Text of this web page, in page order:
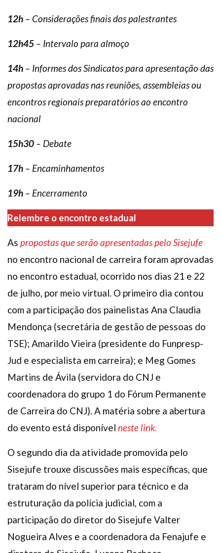
12h – Considerações finais dos palestrantes
12h45 – Intervalo para almoço
14h – Informes dos Sindicatos para apresentação das
propostas aprovadas nas reuniões, assembleias ou
encontros regionais preparatórios ao encontro
nacional
15h30 – Debate
17h – Encaminhamentos
19h – Encerramento
Relembre o encontro estadual
As propostas que serão apresentadas pelo Sisejufe
no encontro nacional de carreira foram aprovadas
no encontro estadual, ocorrido nos dias 21 e 22
de julho, por meio virtual. O primeiro dia contou
com a participação dos painelistas Ana Claudia
Mendonça (secretária de gestão de pessoas do
TSE); Amarildo Vieira (presidente do Funpresp-
Jud e especialista em carreira); e Meg Gomes
Martins de Ávila (servidora do CNJ e
coordenadora do grupo 1 do Fórum Permanente
de Carreira do CNJ). A matéria sobre a abertura
do evento está disponível neste link.
O segundo dia da atividade promovida pelo
Sisejufe trouxe discussões mais específicas, que
trataram do nível superior para técnico e da
estruturação da polícia judicial, com a
participação do diretor do Sisejufe Valter
Nogueira Alves e a coordenadora da Fenajufe e